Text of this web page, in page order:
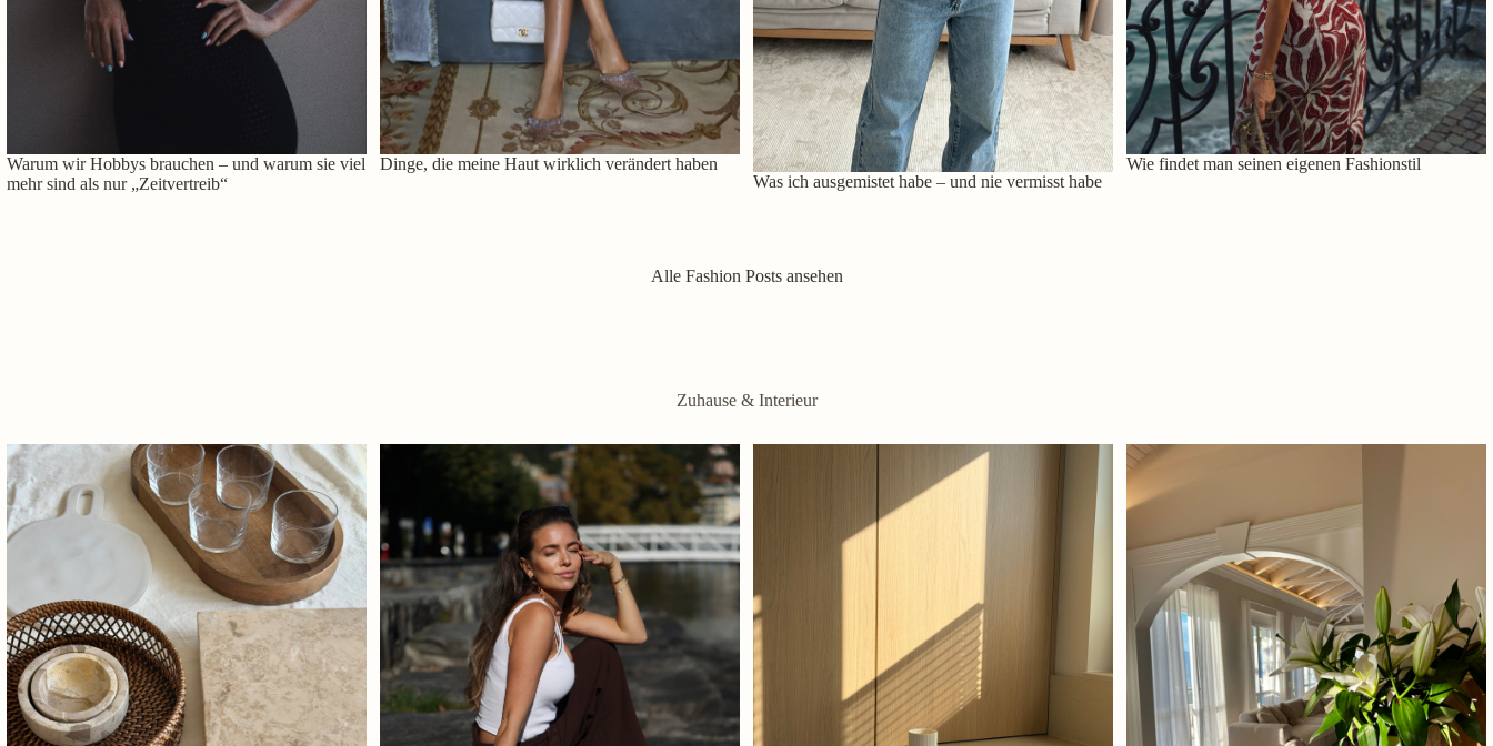
Warum wir Hobbys brauchen – und warum sie viel
mehr sind als nur „Zeitvertreib“
Dinge, die meine Haut wirklich verändert haben
Was ich ausgemistet habe – und nie vermisst habe
Wie findet man seinen eigenen Fashionstil
Alle Fashion Posts ansehen
Zuhause & Interieur